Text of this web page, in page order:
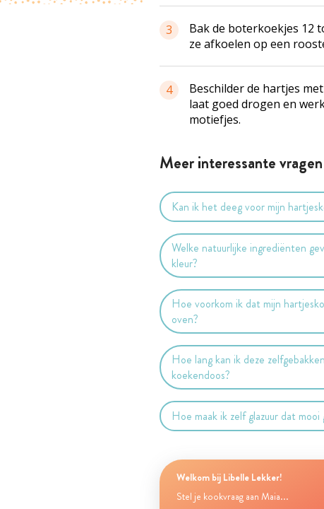
3
Bak de boterkoekjes 12
ze afkoelen op een
4
Beschilder de hartjes
laat goed drogen en
motiefjes.
Meer interessante vragen
Kan ik het deeg voor mijn
Welke natuurlijke ingrediënten
kleur?
Hoe voorkom ik dat mijn
oven?
Hoe lang kan ik deze
koekendoos?
Hoe maak ik zelf glazuur dat
Welkom bij Libelle Lekker!
Stel je kookvraag aan Maia...